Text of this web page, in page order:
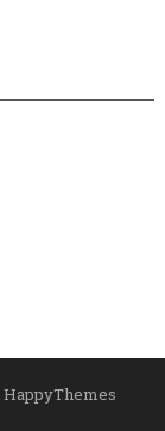
HappyThemes